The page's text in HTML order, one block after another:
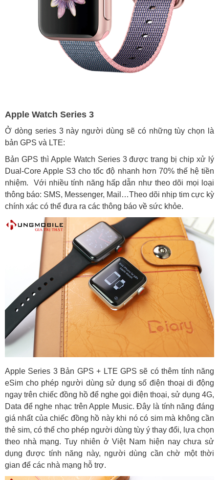
Apple Watch Series 3
Ở dòng series 3 này người dùng sẽ có những tùy chọn là
bản GPS và LTE:
Bản GPS thì Apple Watch Series 3 được trang bị chip xử lý
Dual-Core Apple S3 cho tốc độ nhanh hơn 70% thế hệ tiền
nhiệm. Với nhiều tính năng hấp dẫn như theo dõi mọi loại
thông báo: SMS, Messenger, Mail…Theo dõi nhịp tim cực kỳ
chính xác có thể đưa ra các thông báo về sức khỏe.
Apple Series 3 Bản GPS + LTE GPS sẽ có thêm tính năng
eSim cho phép người dùng sử dụng số điện thoại di động
ngay trên chiếc đồng hồ để nghe gọi điện thoại, sử dụng 4G,
Data để nghe nhạc trên Apple Music. Đây là tính năng đáng
giá nhất của chiếc đồng hồ này khi nó có sim mà không cần
thẻ sim, có thể cho phép người dùng tùy ý thay đổi, lựa chọn
theo nhà mạng. Tuy nhiên ở Việt Nam hiện nay chưa sử
dụng được tính năng này, người dùng cần chờ một thời
gian để các nhà mạng hỗ trợ.